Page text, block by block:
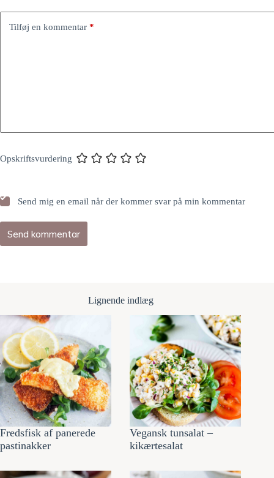
Tilføj en kommentar *
Opskriftsvurdering
Send mig en email når der kommer svar på min kommentar
Send kommentar
Lignende indlæg
Fredsfisk af panerede
pastinakker
Vegansk tunsalat –
kikærtesalat